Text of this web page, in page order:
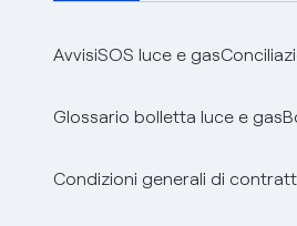
AvvisiSOS luce e gas
Glossario bolletta luce e gas
Condizioni generali di